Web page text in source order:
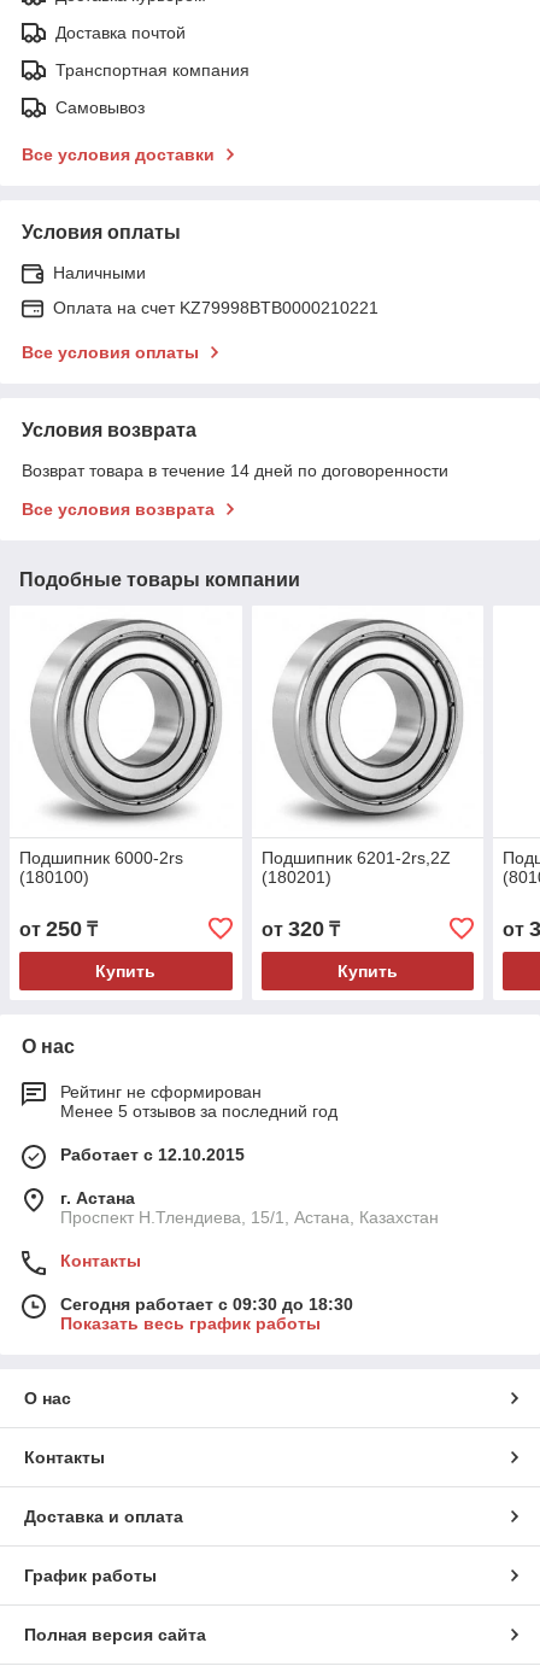
Доставка почтой
Транспортная компания
Самовывоз
Все условия доставки
Условия оплаты
Наличными
Оплата на счет KZ79998BTB0000210221
Все условия оплаты
Условия возврата
Возврат товара в течение 14 дней по договоренности
Все условия возврата
Подобные товары компании
Подшипник 6000-2rs
(180100)
от 250 ₸
Купить
Подшипник 6201-2rs,2Z
(180201)
от 320₸
Купить
от
О нас
Рейтинг не сформирован
Менее 5 отзывов за последний год
Работает с 12.10.2015
г. Астана
Проспект Н.Тлендиева, 15/1, Астана, Казахстан
Контакты
Сегодня работает с 09:30 до 18:30
Показать весь график работы
О нас
Контакты
Доставка и оплата
График работы
Полная версия сайта